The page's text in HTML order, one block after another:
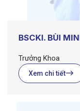
BSCKI. BÙI
Trưởng Khoa
Xem chi tiết